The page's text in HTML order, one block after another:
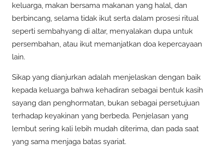
keluarga, makan bersama makanan yang halal, dan
berbincang, selama tidak ikut serta dalam prosesi ritual
seperti sembahyang di altar, menyalakan dupa untuk
persembahan, atau ikut memanjatkan doa kepercayaan
lain.
Sikap yang dianjurkan adalah menjelaskan dengan baik
kepada keluarga bahwa kehadiran sebagai bentuk kasih
sayang dan penghormatan, bukan sebagai persetujuan
terhadap keyakinan yang berbeda. Penjelasan yang
lembut sering kali lebih mudah diterima, dan pada saat
yang sama menjaga batas syariat.